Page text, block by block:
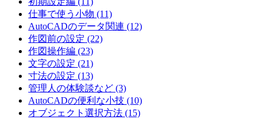
仕事で使う小物 (11)
AutoCADのデータ関連 (12)
作図前の設定 (22)
作図操作編 (23)
文字の設定 (21)
寸法の設定 (13)
管理人の体験談など (3)
AutoCADの便利な小技 (10)
オブジェクト選択方法 (15)